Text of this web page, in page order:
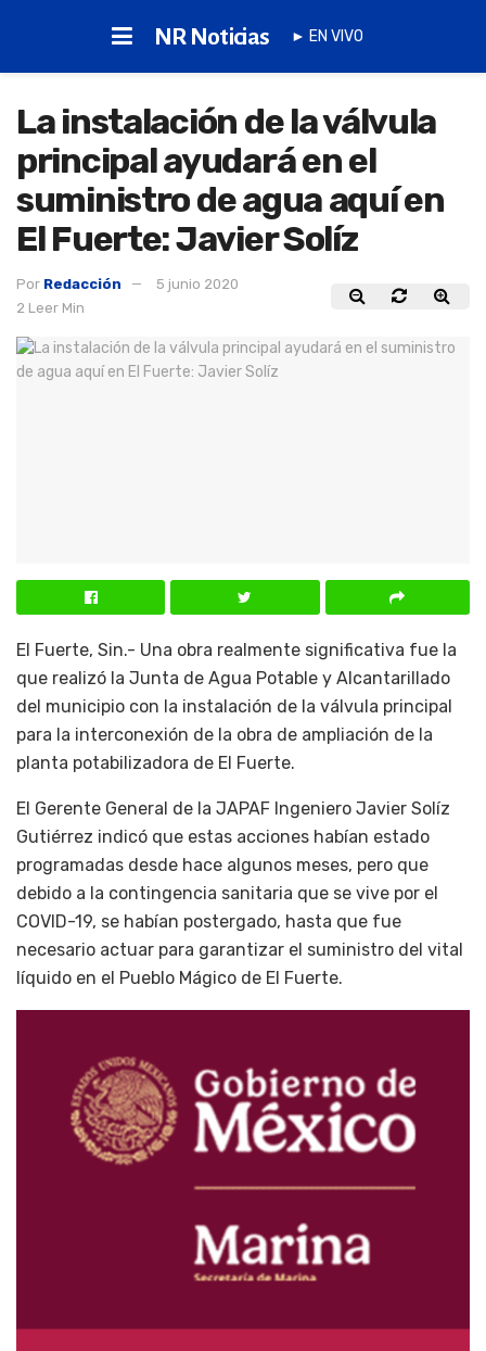
NR Noticias ► EN VIVO
La instalación de la válvula
principal ayudará en el
suministro de agua aquí en
El Fuerte: Javier Solíz
Por Redacción
5 junio 2020
2 Leer Min
El Fuerte, Sin.- Una obra realmente significativa fue la
que realizó la Junta de Agua Potable y Alcantarillado
del municipio con la instalación de la válvula principal
para la interconexión de la obra de ampliación de la
planta potabilizadora de El Fuerte.
El Gerente General de la JAPAF Ingeniero Javier Solíz
Gutiérrez indicó que estas acciones habían estado
programadas desde hace algunos meses, pero que
debido a la contingencia sanitaria que se vive por el
COVID-19, se habían postergado, hasta que fue
necesario actuar para garantizar el suministro del vital
líquido en el Pueblo Mágico de El Fuerte.